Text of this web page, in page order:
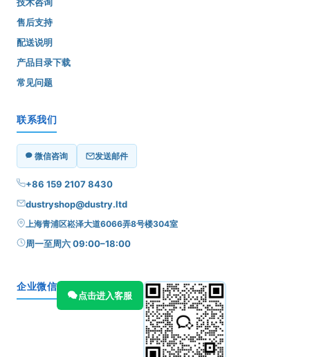
售后支持
配送说明
产品目录下载
常见问题
联系我们
微信咨询 发送邮件
+86 159 2107 8430
dustryshop@dustry.ltd
上海青浦区崧泽大道6066弄8号楼304室
周一至周六 09:00–18:00
企业微信
点击进入客服